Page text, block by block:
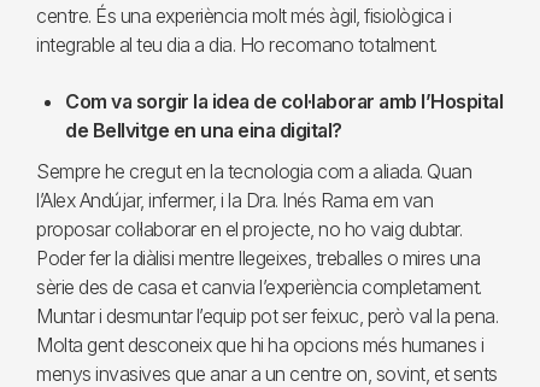
centre. És una experiència molt més àgil, fisiològica i
integrable al teu dia a dia. Ho recomano totalment.
Com va sorgir la idea de col·laborar amb l’Hospital
de Bellvitge en una eina digital?
Sempre he cregut en la tecnologia com a aliada. Quan
l’Alex Andújar, infermer, i la Dra. Inés Rama em van
proposar col·laborar en el projecte, no ho vaig dubtar.
Poder fer la diàlisi mentre llegeixes, treballes o mires una
sèrie des de casa et canvia l’experiència completament.
Muntar i desmuntar l’equip pot ser feixuc, però val la pena.
Molta gent desconeix que hi ha opcions més humanes i
menys invasives que anar a un centre on, sovint, et sents